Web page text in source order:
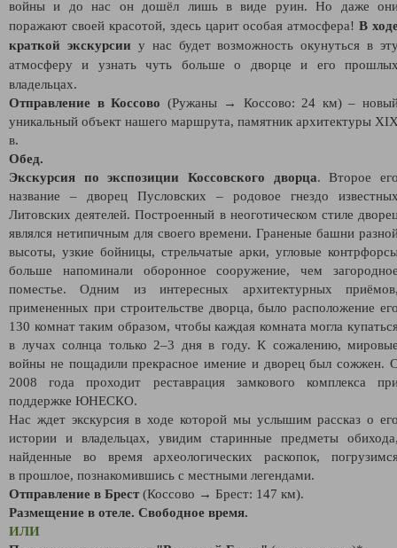
войны и до нас он дошёл лишь в виде руин. Но даже
поражают своей красотой, здесь царит особая атмосфера!В
краткой экскурсии у нас будет возможность окунуться в
атмосферу и узнать чуть больше о дворце и его
владельцах.
Отправление в Коссово (Ружаны → Коссово: 24 км) –
уникальный объект нашего маршрута, памятник архитектуры
в.
Обед.
Экскурсия по экспозиции Коссовского дворца. Второе
название – дворец Пусловских – родовое гнездо
Литовских деятелей. Построенный в неоготическом стиле
являлся нетипичным для своего времени. Граненые башни
высоты, узкие бойницы, стрельчатые арки, угловые
больше напоминали оборонное сооружение, чем
поместье. Одним из интересных архитектурных
примененных при строительстве дворца, было расположение
130 комнат таким образом, чтобы каждая комната могла
в лучах солнца только 2–3 дня в году. К сожалению,
войны не пощадили прекрасное имение и дворец был сожжен.
2008 года проходит реставрация замкового комплекса
поддержке ЮНЕСКО.
Нас ждет экскурсия в ходе которой мы услышим рассказ о
истории и владельцах, увидим старинные предметы
найденные во время археологических раскопок,
в прошлое, познакомившись с местными легендами.
Отправление в Брест(Коссово → Брест: 147 км).
Размещение в отеле. Свободное время.
ИЛИ